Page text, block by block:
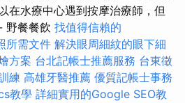
在水療中心遇到按摩治療師，但
野餐餐飲 找值得信賴的
所需文件 解決眼周細紋的眼下細
方案 台北記帳士推薦服務 台東徵
練 高雄牙醫推薦 優質記帳士事務
教學 詳細實用的Google SEO教